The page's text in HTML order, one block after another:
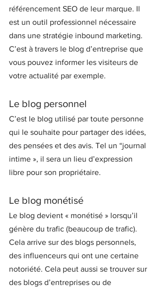
référencement SEO de leur marque. Il
est un outil professionnel nécessaire
dans une stratégie inbound marketing.
C’est à travers le blog d’entreprise que
vous pouvez informer les visiteurs de
votre actualité par exemple.
Le blog personnel
C’est le blog utilisé par toute personne
qui le souhaite pour partager des idées,
des pensées et des avis. Tel un “journal
intime », il sera un lieu d’expression
libre pour son propriétaire.
Le blog monétisé
Le blog devient « monétisé » lorsqu’il
génère du trafic (beaucoup de trafic).
Cela arrive sur des blogs personnels,
des influenceurs qui ont une certaine
notoriété. Cela peut aussi se trouver sur
des blogs d’entreprises ou de